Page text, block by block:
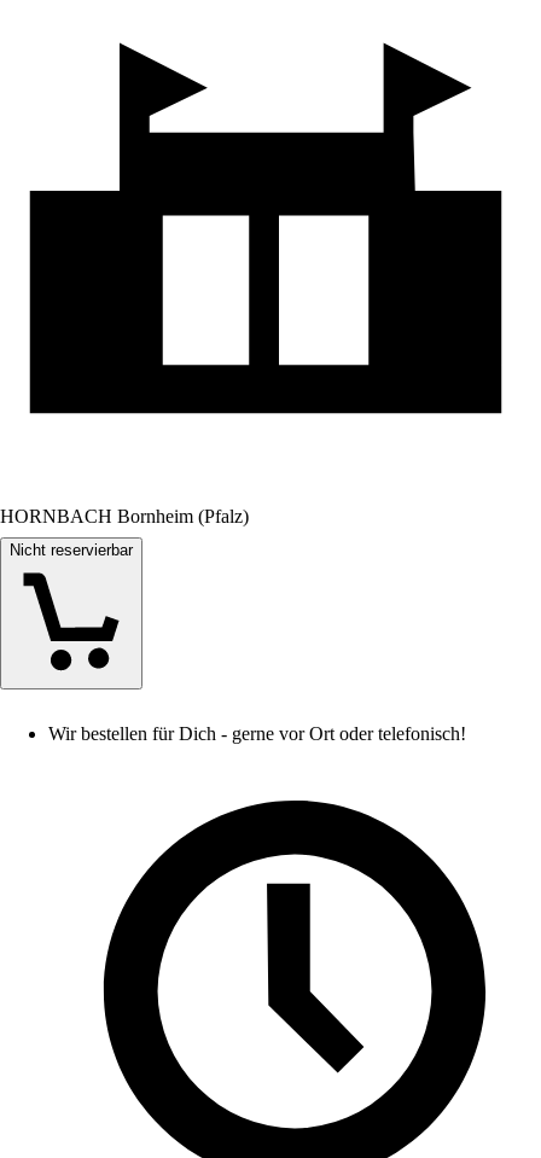
HORNBACH Bornheim (Pfalz)
Nicht reservierbar
Wir bestellen für Dich - gerne vor Ort oder telefonisch!